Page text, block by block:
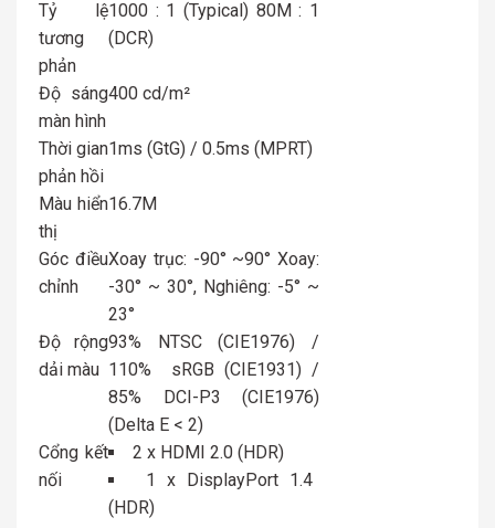
Tỷ lệ
tương
phản
1000 : 1 (Typical) 80M : 1
(DCR)
Độ sáng
màn hình
400 cd/m²
Thời gian
phản hồi
1ms (GtG) / 0.5ms (MPRT)
Màu hiển
thị
16.7M
Góc điều
chỉnh
Xoay trục: -90° ~90° Xoay:
-30° ~ 30°, Nghiêng: -5° ~
23°
Độ rộng
dải màu
93% NTSC (CIE1976) /
110% sRGB (CIE1931) /
85% DCI-P3 (CIE1976)
(Delta E < 2)
Cổng kết
nối
2 x HDMI 2.0 (HDR)
1 x DisplayPort 1.4
(HDR)